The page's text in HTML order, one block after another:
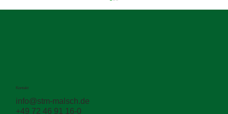
Kontakt
info@stm-malsch.de
+49 72 46 91 16-0